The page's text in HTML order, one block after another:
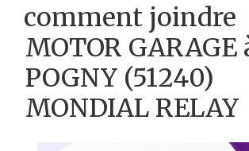
comment joindre
MOTOR GARAGE
POGNY (51240)
MONDIAL RELAY